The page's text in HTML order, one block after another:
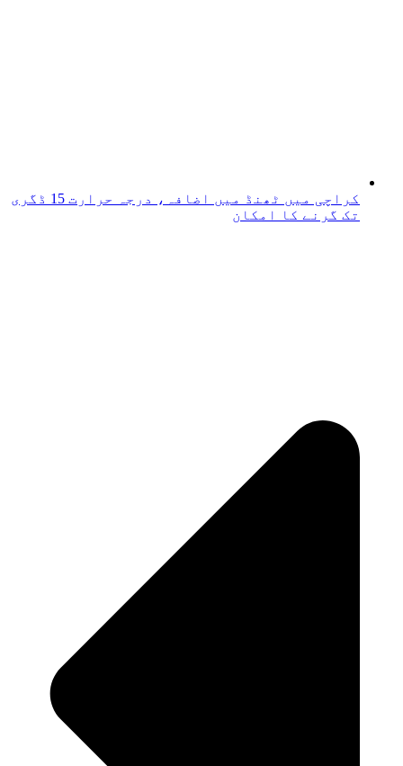
کراچی میں ٹھنڈ میں اضافہ، درجہ حرارت 15 ڈگری
تک گرنے کا امکان